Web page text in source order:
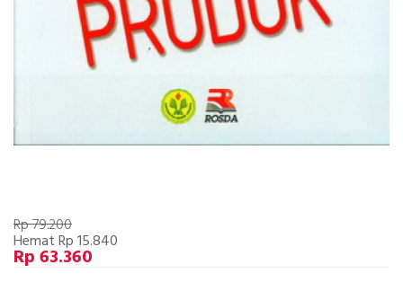
Rp 79.200
Hemat Rp 15.840
Rp 63.360